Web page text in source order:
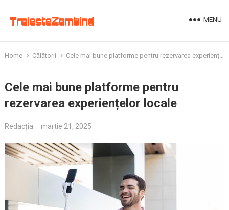
MENU
Home Călătorii Cele mai bune platforme pentru rezervarea experiențelor locale
Cele mai bune platforme pentru
rezervarea experiențelor locale
Redacția · martie 21, 2025